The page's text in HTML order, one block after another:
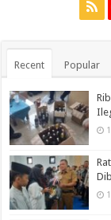
Recent Popular